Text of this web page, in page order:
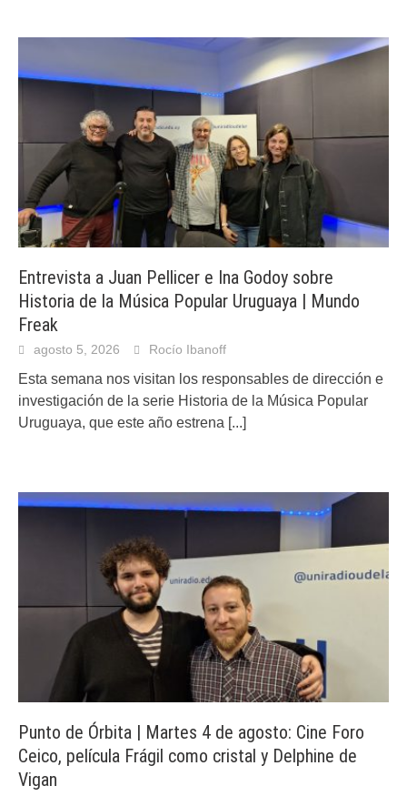
Entrevista a Juan Pellicer e Ina Godoy sobre
Historia de la Música Popular Uruguaya | Mundo
Freak
agosto 5, 2026 Rocío Ibanoff
Esta semana nos visitan los responsables de dirección e
investigación de la serie Historia de la Música Popular
Uruguaya, que este año estrena [...]
Punto de Órbita | Martes 4 de agosto: Cine Foro
Ceico, película Frágil como cristal y Delphine de
Vigan